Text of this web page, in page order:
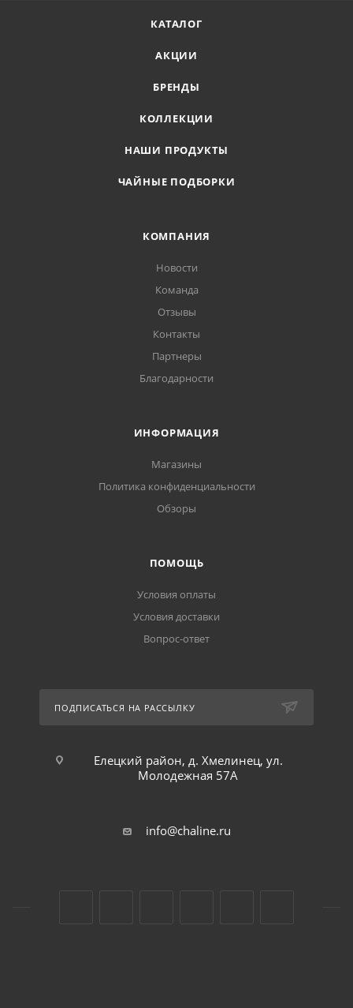
КАТАЛОГ
АКЦИИ
БРЕНДЫ
КОЛЛЕКЦИИ
НАШИ ПРОДУКТЫ
ЧАЙНЫЕ ПОДБОРКИ
КОМПАНИЯ
Новости
Команда
Отзывы
Контакты
Партнеры
Благодарности
ИНФОРМАЦИЯ
Магазины
Политика конфиденциальности
Обзоры
ПОМОЩЬ
Условия оплаты
Условия доставки
Вопрос-ответ
ПОДПИСАТЬСЯ НА РАССЫЛКУ
Елецкий район, д. Хмелинец, ул.
Молодежная 57А
info@chaline.ru